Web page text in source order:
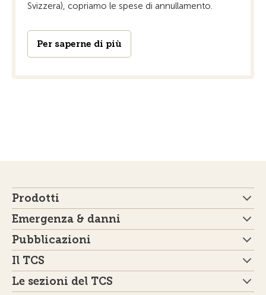
Svizzera), copriamo le spese di annullamento.
Per saperne di più
Prodotti
Emergenza & danni
Pubblicazioni
Il TCS
Le sezioni del TCS